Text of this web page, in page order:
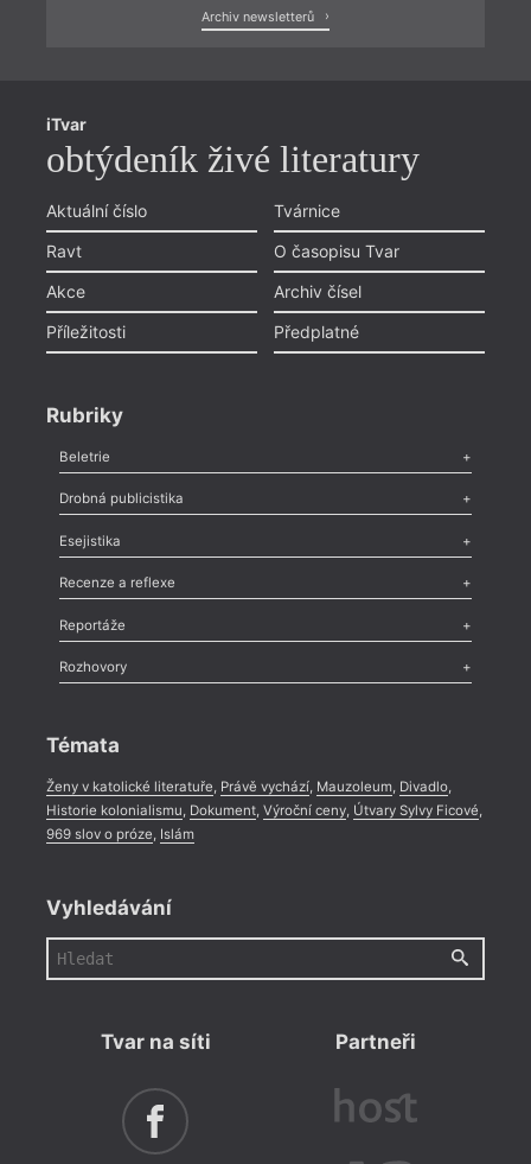
Archiv newsletterů
iTvar
obtýdeník živé literatury
Aktuální číslo
Ravt
Akce
Příležitosti
Tvárnice
O časopisu Tvar
Archiv čísel
Předplatné
Rubriky
Beletrie
Poezie,Próza,Dokumenty
Drobná publicistika
Odlesk
Nekrolog,Glosa,Sloupek,Pozvánka,Literární soutěž,
Esejistika
Esej ,Pádlo,Úvaha
Recenze a reflexe
Recenze
Méně slov o próze,Celá rubrika
Reportáže
Literární zítřky
Celá rubrika
Rozhovory
Témata
Ženy v katolické literatuře, Právě vychází, Mauzoleum, Divadlo,
Historie kolonialismu, Dokument, Výroční ceny, Útvary Sylvy Ficové,
969 slov o próze, Islám
Vyhledávání
Tvar na síti Partneři